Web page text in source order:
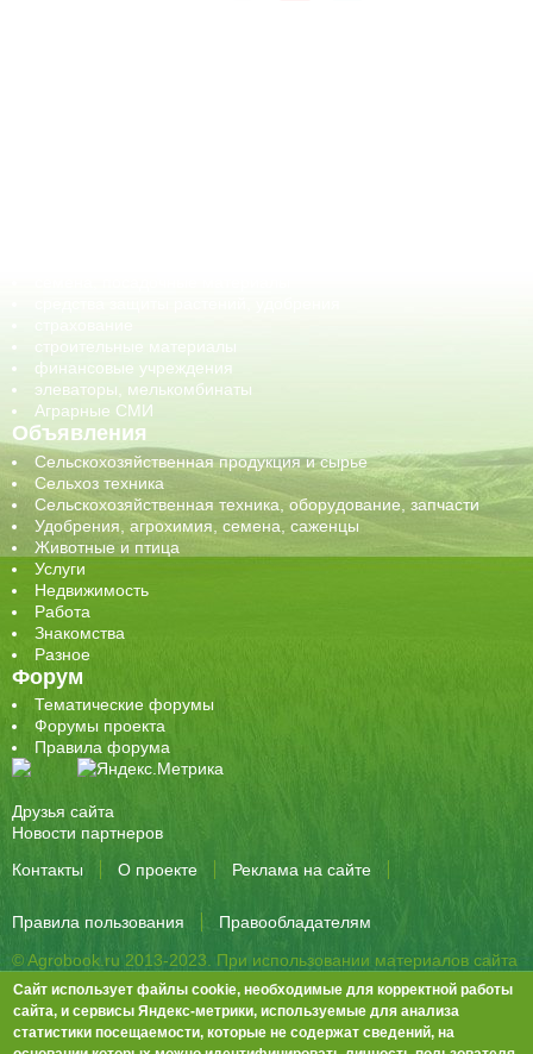
строительные материалы
финансовые учреждения
элеваторы, мелькомбинаты
Аграрные СМИ
Объявления
Сельскохозяйственная продукция и сырье
Сельхоз техника
Сельскохозяйственная техника, оборудование, запчасти
Удобрения, агрохимия, семена, саженцы
Животные и птица
Услуги
Недвижимость
Работа
Знакомства
Разное
Форум
Тематические форумы
Форумы проекта
Правила форума
Друзья сайта
Новости партнеров
Контакты
О проекте Реклама на сайте
Правила пользования
Правообладателям
© Agrobook.ru 2013-2023. При использовании материалов сайта
активная ссылка на публикацию обязательна.
344000, Ростов-на-Дону, ул. Города Волос, д.6, 8 этаж, офис 803
Тел./факс: +7 (863) 282-83-13 e-mail:info@agrobook.ru
Сайт использует файлы cookie, необходимые для корректной работы
сайта, и сервисы Яндекс-метрики, используемые для анализа
статистики посещаемости, которые не содержат сведений, на